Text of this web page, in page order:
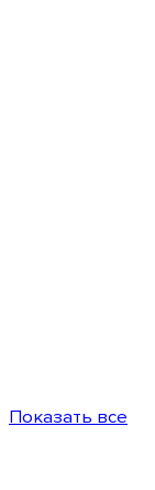
Показать все